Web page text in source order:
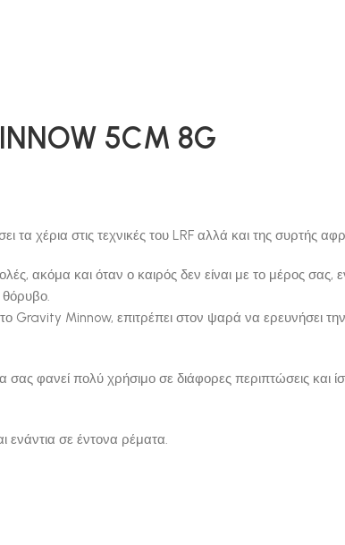
5CM 8G
χέρια στις τεχνικές του LRF αλλά και της συρτής
ακόμα και όταν ο καιρός δεν είναι με το μέρος
Gravity Minnow, επιτρέπει στον ψαρά να ερευνήσει
σας φανεί πολύ χρήσιμο σε διάφορες περιπτώσεις
σε έντονα ρέματα.